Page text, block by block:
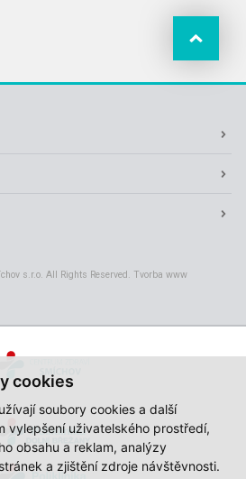
cookies
soubory cookies a další
vylepšení uživatelského prostředí,
obsahu a reklam, analýzy
a zjištění zdroje návštěvnosti.
s.r.o. All Rights Reserved. Tvorba www